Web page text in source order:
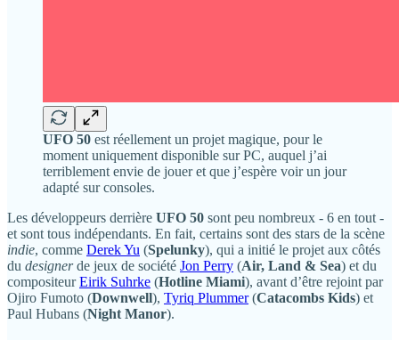
UFO 50 est réellement un projet magique, pour le
moment uniquement disponible sur PC, auquel j’ai
terriblement envie de jouer et que j’espère voir un jour
adapté sur consoles.
Les développeurs derrière UFO 50 sont peu nombreux - 6 en tout -
et sont tous indépendants. En fait, certains sont des stars de la scène
indie, comme Derek Yu (Spelunky), qui a initié le projet aux côtés
du designerde jeux de société Jon Perry (Air, Land & Sea) et du
compositeurEirik Suhrke (Hotline Miami), avant d’être rejoint par
Ojiro Fumoto (Downwell), Tyriq Plummer(Catacombs Kids) et
Paul Hubans (Night Manor).